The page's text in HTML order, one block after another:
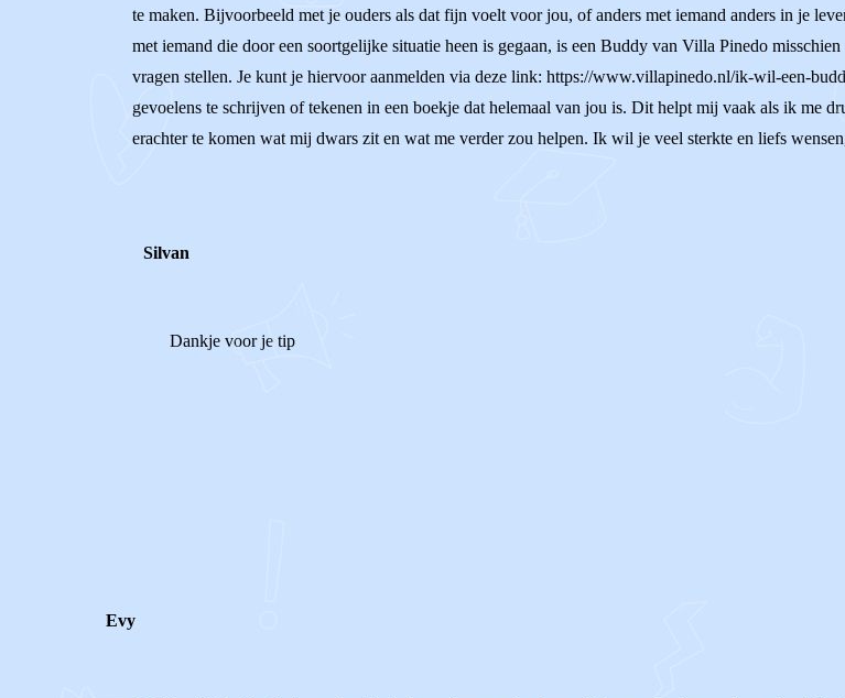
te maken. Bijvoorbeeld met je ouders als dat fijn voelt voor jou, of anders met iemand anders in je
met iemand die door een soortgelijke situatie heen is gegaan, is een Buddy van Villa Pinedo
vragen stellen. Je kunt je hiervoor aanmelden via deze link: https://www.villapinedo.nl/ik-wil-een-
gevoelens te schrijven of tekenen in een boekje dat helemaal van jou is. Dit helpt mij vaak als ik me
erachter te komen wat mij dwars zit en wat me verder zou helpen. Ik wil je veel sterkte en liefs
Silvan
Dankje voor je tip
Evy